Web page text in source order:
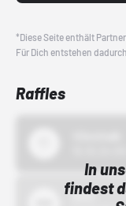
*Diese Seite enthält
Für Dich entstehen
Raffles
In
findest
Bstn